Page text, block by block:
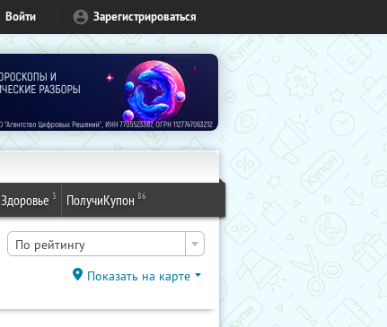
Войти Зарегистрироваться
Здоровье 3 ПолучиКупон 86
По рейтингу
Показать на карте